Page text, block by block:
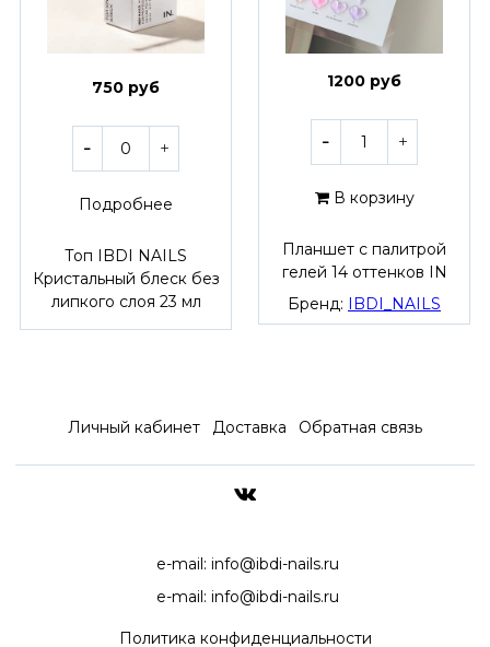
750 руб
Подробнее
Топ IBDI NAILS
Кристальный блеск без
липкого слоя 23 мл
1200 руб
В корзину
Планшет с палитрой
гелей 14 оттенков IN
Бренд:
IBDI_NAILS
Личный кабинет Доставка Обратная связь
e-mail: info@ibdi-nails.ru
e-mail: info@ibdi-nails.ru
Политика конфиденциальности